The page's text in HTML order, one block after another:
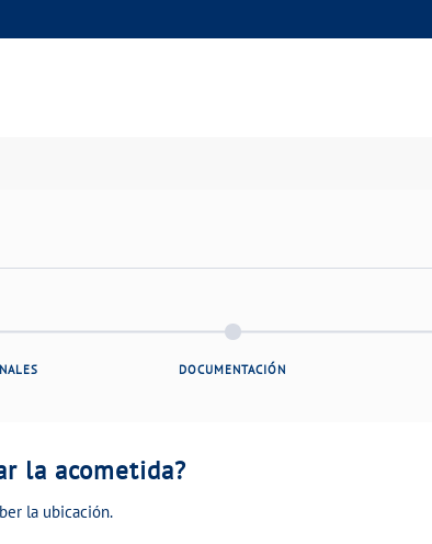
DOCUMENTACIÓN
la acometida?
la ubicación.